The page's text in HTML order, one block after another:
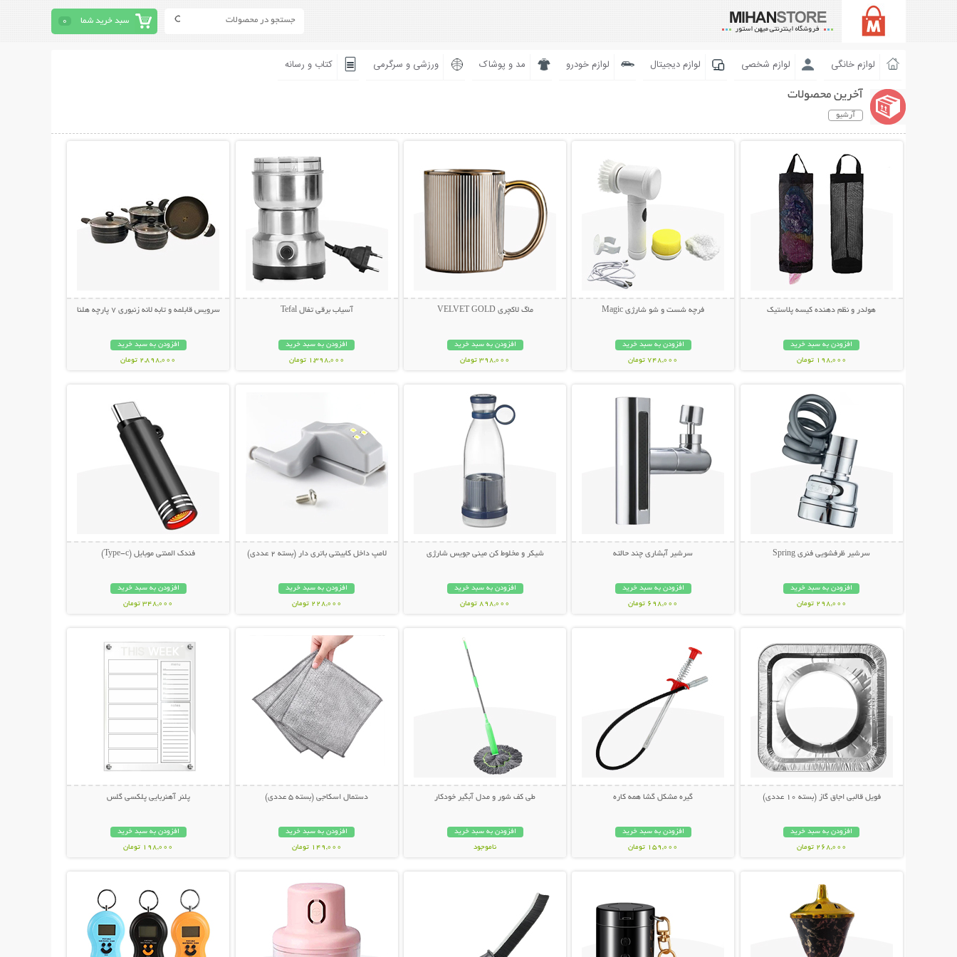
سبد خرید شما 0
لوازم خانگی لوازم شخصی لوازم دیجیتال لوازم خودرو مد و پوشاک ورزشی و سرگرمی کتاب و رسانه
آخرین محصولات
آرشیو
هولدر و نظم دهنده کیسه پلاستیک
افزودن به سبد خرید
198,000 تومان
فرچه شست و شو شارژی Magic
افزودن به سبد خرید
748,000 تومان
ماگ لاکچری VELVET GOLD
افزودن به سبد خرید
398,000 تومان
آسیاب برقی تفال Tefal
افزودن به سبد خرید
1,398,000 تومان
سرویس قابلمه و تابه لانه زنبوری 7 پارچه هلنا
افزودن به سبد خرید
2,898,000 تومان
سرشیر ظرفشویی فنری Spring
افزودن به سبد خرید
298,000 تومان
سرشیر آبشاری چند حالته
افزودن به سبد خرید
698,000 تومان
شیکر و مخلوط کن مینی جویس شارژی
افزودن به سبد خرید
898,000 تومان
لامپ داخل کابینتی باتری دار (بسته 2 عددی)
افزودن به سبد خرید
228,000 تومان
فندک المنتی موبایل (Type-c)
افزودن به سبد خرید
348,000 تومان
فویل قالبی اجاق گاز (بسته 10 عددی)
افزودن به سبد خرید
268,000 تومان
گیره مشکل گشا همه کاره
افزودن به سبد خرید
159,000 تومان
طی کف شور و مدل آبگیر خودکار
افزودن به سبد خرید
ناموجود
دستمال اسکاجی (بسته 5 عددی)
افزودن به سبد خرید
149,000 تومان
پلنر آهنربایی پلکسی گلس
افزودن به سبد خرید
198,000 تومان